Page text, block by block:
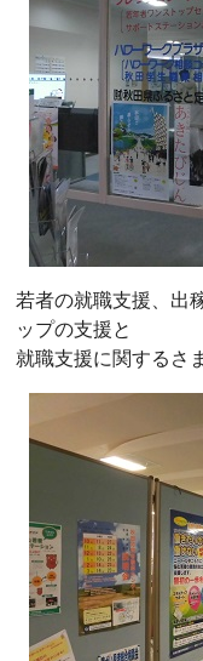
若者の就職支援、出
ップの支援と
就職支援に関するさ